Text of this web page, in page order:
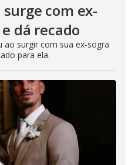
com ex-
dá recado
ao surgir com sua ex-sogra
para ela.